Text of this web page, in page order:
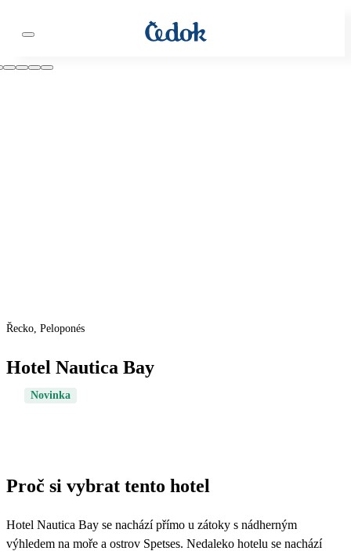
Řecko, Peloponés
Hotel Nautica Bay
Novinka
Proč si vybrat tento hotel
Hotel Nautica Bay se nachází přímo u zátoky s nádherným
výhledem na moře a ostrov Spetses. Nedaleko hotelu se nachází